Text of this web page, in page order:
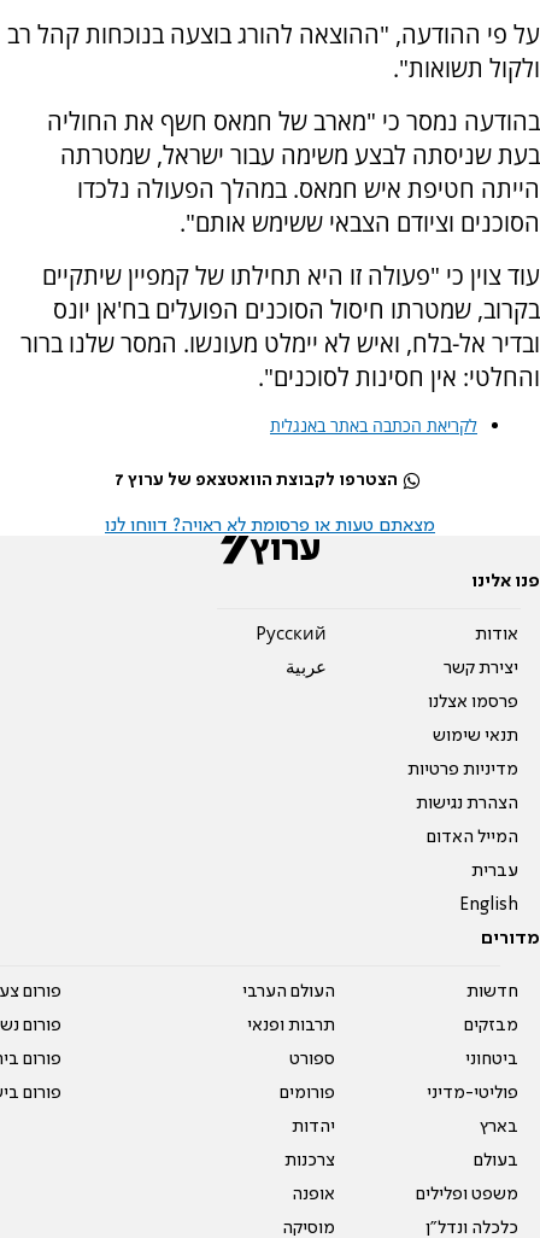
על פי ההודעה, "ההוצאה להורג בוצעה בנוכחות קהל רב
ולקול תשואות".
בהודעה נמסר כי "מארב של חמאס חשף את החוליה
בעת שניסתה לבצע משימה עבור ישראל, שמטרתה
הייתה חטיפת איש חמאס. במהלך הפעולה נלכדו
הסוכנים וציודם הצבאי ששימש אותם".
עוד צוין כי "פעולה זו היא תחילתו של קמפיין שיתקיים
בקרוב, שמטרתו חיסול הסוכנים הפועלים בח'אן יונס
ובדיר אל-בלח, ואיש לא יימלט מעונשו. המסר שלנו ברור
והחלטי: אין חסינות לסוכנים".
לקריאת הכתבה באתר באנגלית
הצטרפו לקבוצת הוואטצאפ של ערוץ 7
מצאתם טעות או פרסומת לא ראויה? דווחו לנו
פנו אלינו
אודות
יצירת קשר
פרסמו אצלנו
תנאי שימוש
מדיניות פרטיות
הצהרת נגישות
המייל האדום
עברית
English
Pусский
عربية
מדורים
חדשות
מבזקים
ביטחוני
פוליטי-מדיני
בארץ
בעולם
משפט ופלילים
כלכלה ונדל"ן
העולם הערבי
תרבות ופנאי
ספורט
פורומים
יהדות
צרכנות
אופנה
מוסיקה
פורום
פורום
פורום
פורום